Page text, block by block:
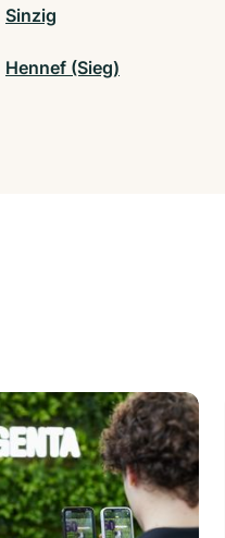
Sinzig
Hennef (Sieg)